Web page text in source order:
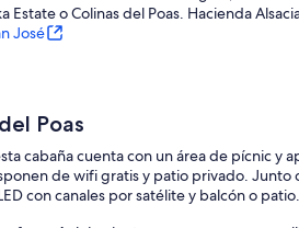
Estate o Colinas del Poas. Hacienda
José
Poas
cabaña cuenta con un área de pícnic y
de wifi gratis y patio privado.
con canales por satélite y balcón o patio.